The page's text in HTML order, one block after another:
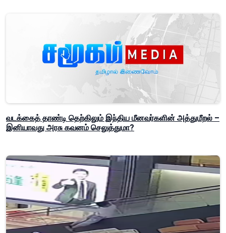
வடக்கைத் தாண்டி தெற்கிலும் இந்திய மீனவர்களின் அத்துமீறல் –
இனியாவது அரசு கவனம் செலுத்துமா?